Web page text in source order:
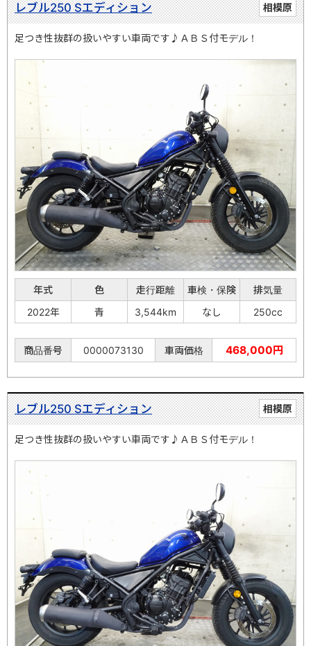
相模原
レブル250 Sエディション
足つき性抜群の扱いやすい車両です♪ＡＢＳ付モデル！
年式 色 走行距離 車検・保険
排気量
2022年
青 3,544km なし 250cc
商品番号 0000073130 車両価格 468,000円
相模原
レブル250 Sエディション
足つき性抜群の扱いやすい車両です♪ＡＢＳ付モデル！